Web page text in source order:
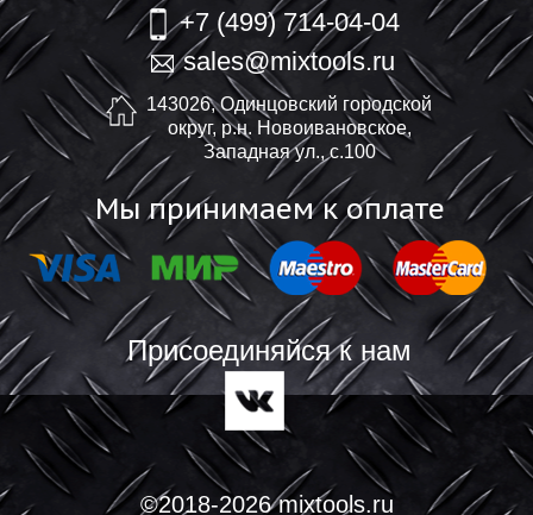
+7 (499) 714-04-04
sales@mixtools.ru
143026, Одинцовский городской
округ, р.н. Новоивановское,
Западная ул., с.100
Мы принимаем к оплате
Присоединяйся к нам
©2018-2026 mixtools.ru